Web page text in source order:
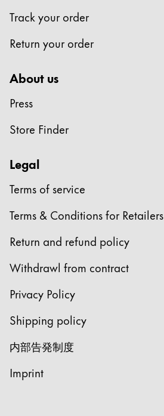
Track your order
Return your order
About us
Press
Store Finder
Legal
Terms of service
Terms & Conditions for Retailers
Return and refund policy
Withdrawl from contract
Privacy Policy
Shipping policy
内部告発制度
Imprint